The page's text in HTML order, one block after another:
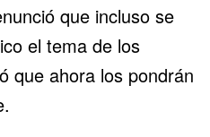
que incluso se
el tema de los
que ahora los pondrán